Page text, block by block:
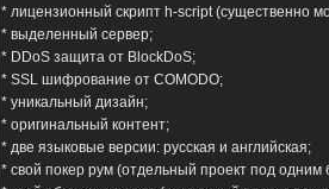
* лицензионный скрипт h-script (существенно
* выделенный сервер;
* DDoS защита от BlockDoS;
* SSL шифрование от COMODO;
* уникальный дизайн;
* оригинальный контент;
* две языковые версии: русская и английская;
* свой покер рум (отдельный проект под одним